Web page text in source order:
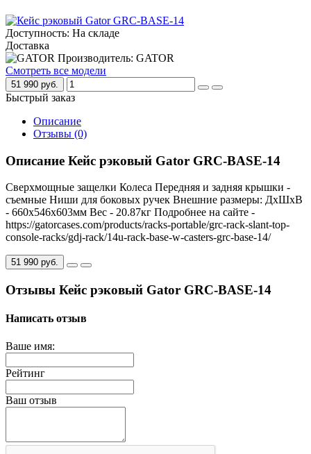
Доступность: На складе
Доставка
Производитель: GATOR
Смотреть все модели
51 990 руб.
Быстрый заказ
Описание
Отзывы (0)
Описание Кейс рэковый Gator GRC-BASE-14
Сверхмощные защелки Колеса Передняя и задняя крышки -
съемные Ниши для боковых ручек Внешние размеры: ДхШхВ
- 660х546х603мм Вес - 20.87кг Подробнее на сайте -
https://gatorcases.com/products/racks-portable/grc-rack-slant-top-
console-racks/gdj-rack/14u-rack-base-w-casters-grc-base-14/
51 990 руб.
Отзывы Кейс рэковый Gator GRC-BASE-14
Написать отзыв
Ваше имя:
Рейтинг
Ваш отзыв